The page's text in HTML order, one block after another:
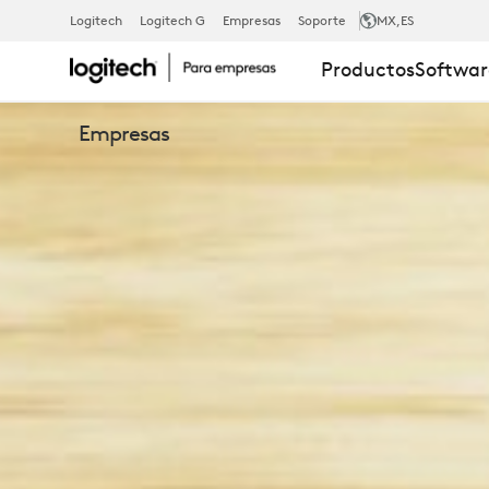
SERIE
DE
MOUSE
LOGITECH
SIGNATURE
Logitech Logitech G Empresas Soporte MX,ES
Productos
Empresas